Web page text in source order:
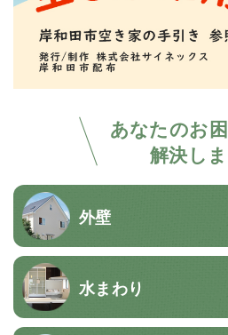
あなたのお
解決し
外壁
水まわり